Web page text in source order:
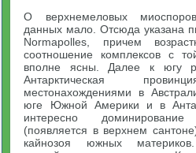
О верхнемеловых
данных мало. Отсюда указана
Normapolles, причем
соотношение комплексов с
вполне ясны. Далее к югу
Антарктическая
местонахождениями в
юге Южной Америки и в
интересно
(появляется в верхнем
кайнозоя южных